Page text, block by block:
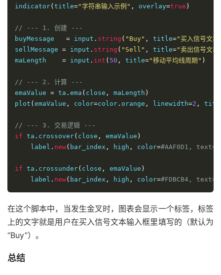
indicator( title="字符串输入示例" , overlay=true )
// --- 1. 创建 ---
buyMessage = input . string ( "Buy" , title="买入信号文
sellMessage = input . string ( "Sell" , title="卖出信号文
maLength = input . int ( 50 , title="移动平均线周期" )
// --- 2. 计算 ---
emaValue = ta . ema ( close , maLength )
plot ( emaValue , color=color . orange , linewidth=2 ,
// --- 3. 交易逻辑 ---
if ta . crossover( close , emaValue )
    label
. new( bar_index , high , color=#AAF0D1,
if ta . crossunder( close , emaValue )
    label
. new( bar_index , high , color=#FDBCB4,
在这个脚本中，当发生金叉时，图表会显示一个标签，标签
上的文字就是用户在买入信号文本输入框里填写的（默认为
“Buy”）。
总结